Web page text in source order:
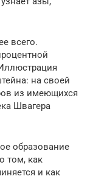
всего.
на своей
из имеющихся
Швагера
образование
том, как
и как